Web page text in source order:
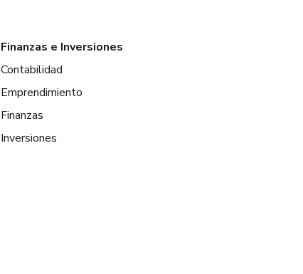
Finanzas e Inversiones
Contabilidad
Emprendimiento
Finanzas
Inversiones